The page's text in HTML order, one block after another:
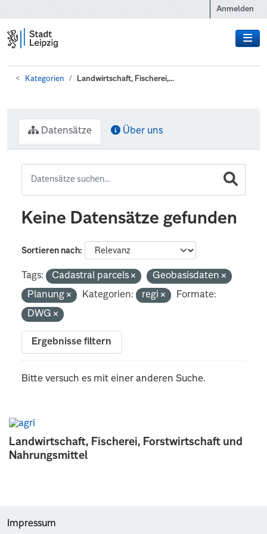
Anmelden
Kategorien Landwirtschaft, Fischerei,...
Landwirtschaft, Fischerei, Forstwirtschaft und
Nahrungsmittel
Datensätze Über uns
Keine Datensätze gefunden
Sortieren nach
Tags: Cadastral parcels
Geobasisdaten
Planung
Kategorien: regi
Formate:
DWG
Ergebnisse filtern
Bitte versuch es mit einer anderen Suche.
Impressum